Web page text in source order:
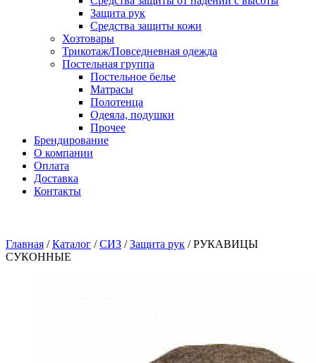
Защита рук
Средства защиты кожи
Хозтовары
Трикотаж/Повседневная одежда
Постельная группа
Постельное белье
Матрасы
Полотенца
Одеяла, подушки
Прочее
Брендирование
О компании
Оплата
Доставка
Контакты
Главная / Каталог / СИЗ / Защита рук / РУКАВИЦЫ
СУКОННЫЕ